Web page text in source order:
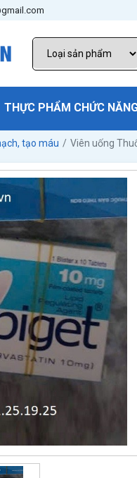
THỰC PHẨM CHỨC
tạo máu Viên uống